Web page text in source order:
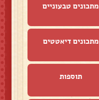
מתכונים טבעוניים
מתכונים דיאטטים
תוספות